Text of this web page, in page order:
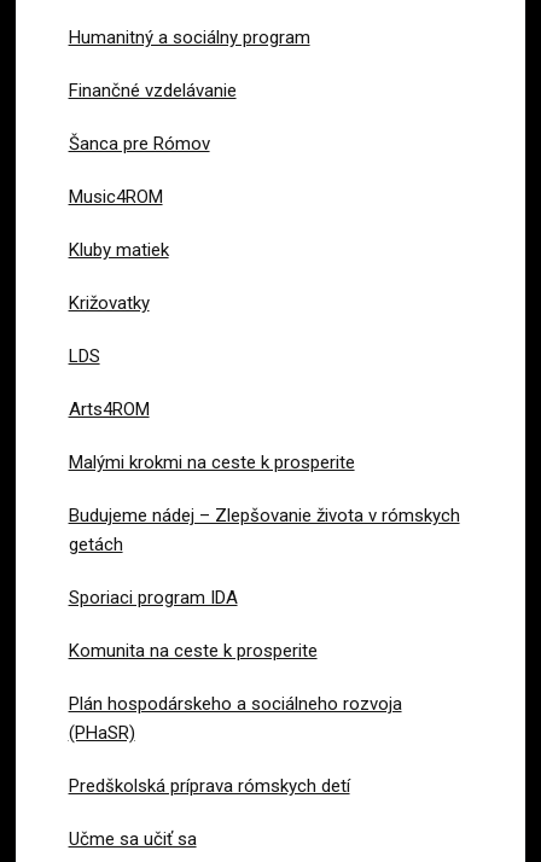
Humanitný a sociálny program
Finančné vzdelávanie
Šanca pre Rómov
Music4ROM
Kluby matiek
Križovatky
LDS
Arts4ROM
Malými krokmi na ceste k prosperite
Budujeme nádej – Zlepšovanie života v rómskych
getách
Sporiaci program IDA
Komunita na ceste k prosperite
Plán hospodárskeho a sociálneho rozvoja
(PHaSR)
Predškolská príprava rómskych detí
Učme sa učiť sa